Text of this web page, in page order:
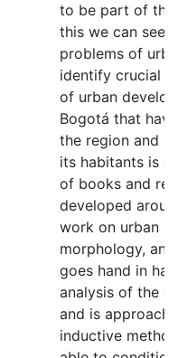
to be part of the
this we can see
problems of
identify crucial
of urban
Bogotá that
the region and
its habitants is
of books and
developed
work on urban
morphology,
goes hand in
analysis of the
and is
inductive